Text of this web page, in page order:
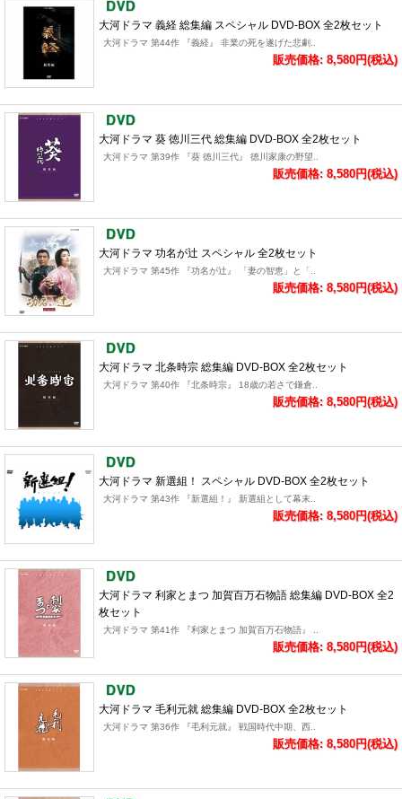
大河ドラマ 義経 総集編 スペシャル DVD-BOX 全2枚セット
大河ドラマ 第44作 『義経』 非業の死を遂げた悲劇..
販売価格: 8,580円(税込)
大河ドラマ 葵 徳川三代 総集編 DVD-BOX 全2枚セット
大河ドラマ 第39作 『葵 徳川三代』 徳川家康の野望..
販売価格: 8,580円(税込)
大河ドラマ 功名が辻 スペシャル 全2枚セット
大河ドラマ 第45作 『功名が辻』 「妻の智恵」と「..
販売価格: 8,580円(税込)
大河ドラマ 北条時宗 総集編 DVD-BOX 全2枚セット
大河ドラマ 第40作 『北条時宗』 18歳の若さで鎌倉..
販売価格: 8,580円(税込)
大河ドラマ 新選組！ スペシャル DVD-BOX 全2枚セット
大河ドラマ 第43作 『新選組！』 新選組として幕末..
販売価格: 8,580円(税込)
大河ドラマ 利家とまつ 加賀百万石物語 総集編 DVD-BOX 全2
枚セット
大河ドラマ 第41作 『利家とまつ 加賀百万石物語』 ..
販売価格: 8,580円(税込)
大河ドラマ 毛利元就 総集編 DVD-BOX 全2枚セット
大河ドラマ 第36作 『毛利元就』 戦国時代中期、西..
販売価格: 8,580円(税込)